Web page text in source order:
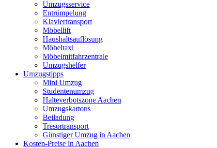
Umzugsservice
Entrümpelung
Klaviertransport
Möbellift
Haushaltsauflösung
Möbeltaxi
Möbelmitfahrzentrale
Umzugshelfer
Umzugstipps
Mini Umzug
Studentenumzug
Halteverbotszone Aachen
Umzugskartons
Beiladung
Tresortransport
Günstiger Umzug in Aachen
Kosten-Preise in Aachen